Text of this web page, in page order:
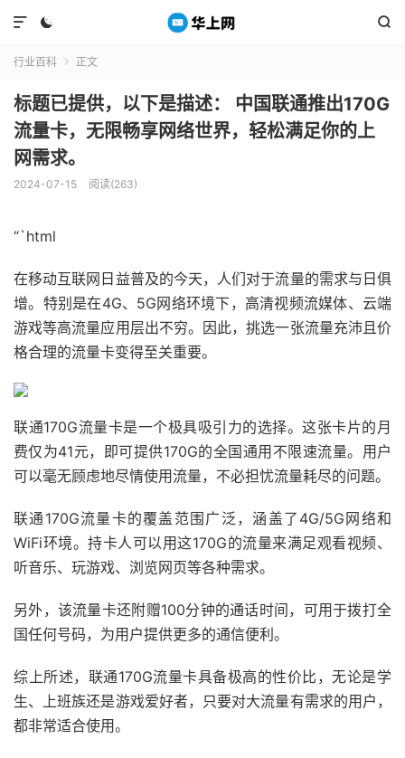
 

行业百科  正文
标题已提供，以下是描述： 中国联通推出170G
流量卡，无限畅享网络世界，轻松满足你的上
网需求。
2024-07-15 阅读(263)
“`html
在移动互联网日益普及的今天，人们对于流量的需求与日俱
增。特别是在4G、5G网络环境下，高清视频流媒体、云端
游戏等高流量应用层出不穷。因此，挑选一张流量充沛且价
格合理的流量卡变得至关重要。
联通170G流量卡是一个极具吸引力的选择。这张卡片的月
费仅为41元，即可提供170G的全国通用不限速流量。用户
可以毫无顾虑地尽情使用流量，不必担忧流量耗尽的问题。
联通170G流量卡的覆盖范围广泛，涵盖了4G/5G网络和
WiFi环境。持卡人可以用这170G的流量来满足观看视频、
听音乐、玩游戏、浏览网页等各种需求。
另外，该流量卡还附赠100分钟的通话时间，可用于拨打全
国任何号码，为用户提供更多的通信便利。
综上所述，联通170G流量卡具备极高的性价比，无论是学
生、上班族还是游戏爱好者，只要对大流量有需求的用户，
都非常适合使用。